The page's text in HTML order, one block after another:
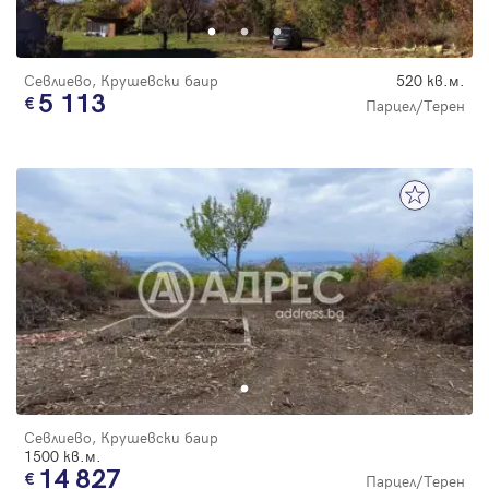
Севлиево, Крушевски баир 520 кв.м.
5 113 Парцел/Терен
Севлиево, Крушевски баир
1500 кв.м.
14 827 Парцел/Терен